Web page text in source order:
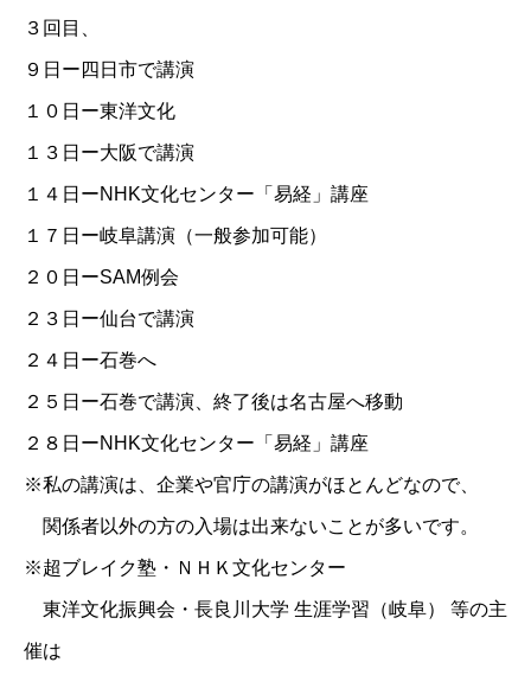
３回目、
９日ー四日市で講演
１０日ー東洋文化
１３日ー大阪で講演
１４日ーNHK文化センター「易経」講座
１７日ー岐阜講演（一般参加可能）
２０日ーSAM例会
２３日ー仙台で講演
２４日ー石巻へ
２５日ー石巻で講演、終了後は名古屋へ移動
２８日ーNHK文化センター「易経」講座
※私の講演は、企業や官庁の講演がほとんどなので、
関係者以外の方の入場は出来ないことが多いです。
※超ブレイク塾・ＮＨＫ文化センター
東洋文化振興会・長良川大学 生涯学習（岐阜） 等の主
催は